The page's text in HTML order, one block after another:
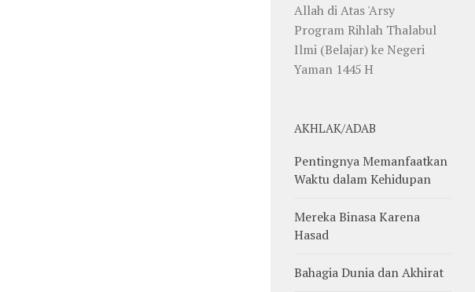
Allah di Atas 'Arsy
Program Rihlah Thalabul
Ilmi (Belajar) ke Negeri
Yaman 1445 H
AKHLAK/ADAB
Pentingnya Memanfaatkan
Waktu dalam Kehidupan
Mereka Binasa Karena
Hasad
Bahagia Dunia dan Akhirat